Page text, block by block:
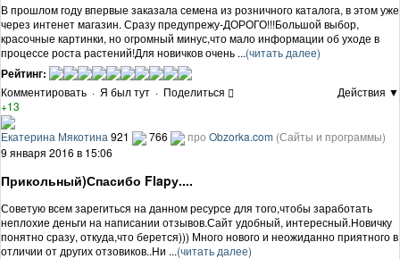
В прошлом году впервые заказала семена из розничного каталога, в этом уже
через интенет магазин. Сразу предупрежу-ДОРОГО!!!Большой выбор,
красочные картинки, но огромный минус,что мало информации об уходе в
процессе роста растений!Для новичков очень ...(читать далее)
Рейтинг:
Комментировать · Я был тут · Поделиться
Действия ▼
+13
Екатерина Мякотина 921 766 про Obzorka.com (Сайты и программы)
9 января 2016 в 15:06
Прикольный)Спасибо Flapу....
Советую всем зарегиться на данном ресурсе для того,чтобы заработать
неплохие деньги на написании отзывов.Сайт удобный, интересный.Новичку
понятно сразу, откуда,что берется))) Много нового и неожиданно приятного в
отличии от других отзовиков..Ни ...(читать далее)